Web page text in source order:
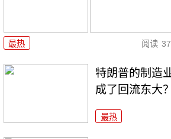
最热 阅读
特朗普的制造
成了回流东大？
最热